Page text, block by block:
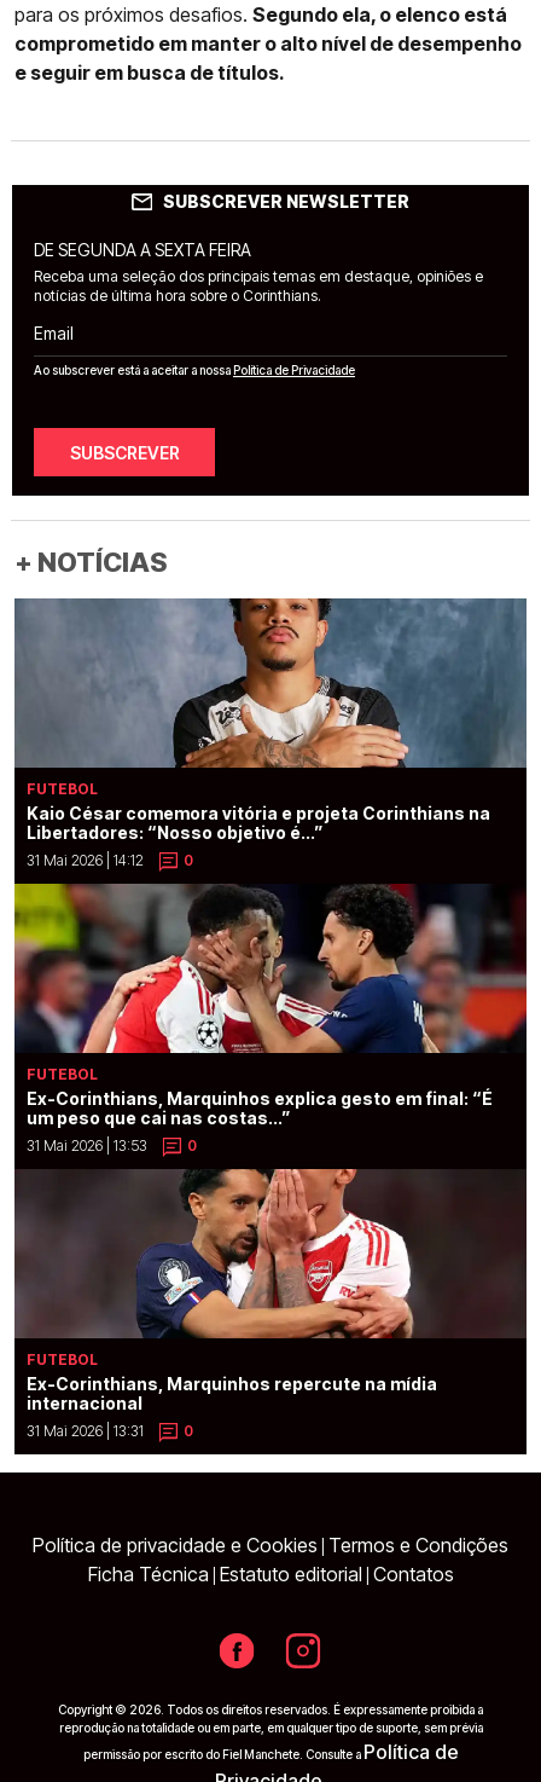
para os próximos desafios. Segundo ela, o elenco está
comprometido em manter o alto nível de desempenho
e seguir em busca de títulos.
SUBSCREVER NEWSLETTER
DE SEGUNDA A SEXTA FEIRA
Receba uma seleção dos principais temas em destaque, opiniões e
notícias de última hora sobre o Corinthians.
Email
Ao subscrever está a aceitar a nossaPolítica de Privacidade
SUBSCREVER
+ NOTÍCIAS
FUTEBOL
Kaio César comemora vitória e projeta Corinthians na
Libertadores: “Nosso objetivo é...”
31 Mai 2026 | 14:12 0
FUTEBOL
Ex-Corinthians, Marquinhos explica gesto em final: “É
um peso que cai nas costas...”
31 Mai 2026 | 13:53 0
FUTEBOL
Ex-Corinthians, Marquinhos repercute na mídia
internacional
31 Mai 2026 | 13:31 0
Política de privacidade e Cookies Termos e Condições
Ficha Técnica Estatuto editorial Contatos
Copyright © 2026. Todos os direitos reservados. É expressamente proibida a
reprodução na totalidade ou em parte, em qualquer tipo de suporte, sem prévia
permissão por escrito do Fiel Manchete. Consulte a Política de